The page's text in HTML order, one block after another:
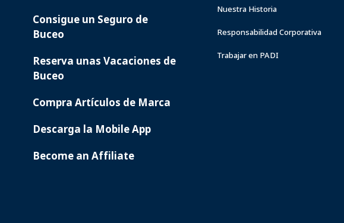
Consigue un Seguro de
Buceo
Reserva unas Vacaciones de
Buceo
Compra Artículos de Marca
Descarga la Mobile App
Become an Affiliate
Nuestra Historia
Responsabilidad Corporativa
Trabajar en PADI